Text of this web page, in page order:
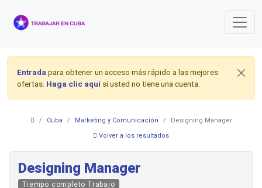
Entrada para obtener un acceso más rápido a las mejores
ofertas. Haga clic aquí si usted no tiene una cuenta.
Cuba Marketing y Comunicación
Designing Manager
Volver a los resultados
Designing Manager
Tiempo completo Trabajo